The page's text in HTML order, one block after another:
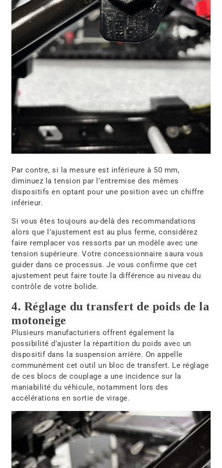
Par contre, si la mesure est inférieure à 50 mm,
diminuez la tension par l’entremise des mêmes
dispositifs en optant pour une position avec un chiffre
inférieur.
Si vous êtes toujours au-delà des recommandations
alors que l’ajustement est au plus ferme, considérez
faire remplacer vos ressorts par un modèle avec une
tension supérieure. Votre concessionnaire saura vous
guider dans ce processus. Je vous confirme que cet
ajustement peut faire toute la différence au niveau du
contrôle de votre bolide.
4. Réglage du transfert de poids de la
motoneige
Plusieurs manufacturiers offrent également la
possibilité d’ajuster la répartition du poids avec un
dispositif dans la suspension arrière. On appelle
communément cet outil un bloc de transfert. Le réglage
de ces blocs de couplage a une incidence sur la
maniabilité du véhicule, notamment lors des
accélérations en sortie de virage.